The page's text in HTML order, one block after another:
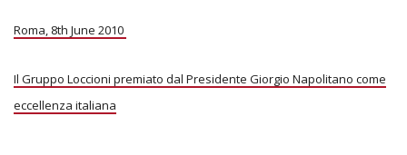
Roma, 8th June 2010
Il Gruppo Loccioni premiato dal Presidente Giorgio Napolitano come
eccellenza italiana